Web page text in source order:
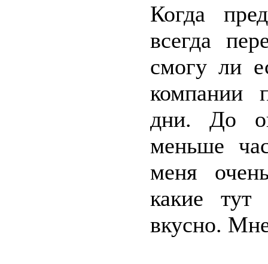
Когда
всегда
смогу ли
компании
дни. До
меньше
меня
какие тут
вкусно.